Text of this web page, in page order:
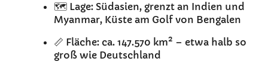
🗺️ Lage: Südasien, grenzt an Indien und
Myanmar, Küste am Golf von Bengalen
📏 Fläche: ca. 147.570 km² – etwa halb so
groß wie Deutschland